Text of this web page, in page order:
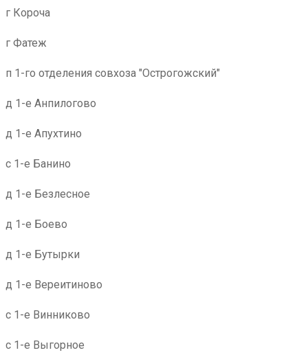
г Короча
г Фатеж
п 1-го отделения совхоза "Острогожский"
д 1-е Анпилогово
д 1-е Апухтино
с 1-е Банино
д 1-е Безлесное
д 1-е Боево
д 1-е Бутырки
д 1-е Вереитиново
с 1-е Винниково
с 1-е Выгорное